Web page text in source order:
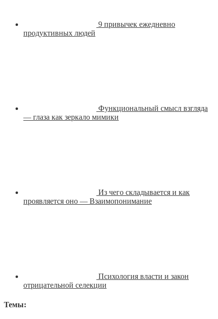
9 привычек ежедневно
продуктивных людей
Функциональный смысл взгляда
— глаза как зеркало мимики
Из чего складывается и как
проявляется оно — Взаимопонимание
Психология власти и закон
отрицательной селекции
Темы: